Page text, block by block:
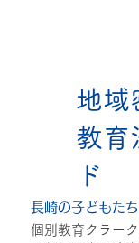
地域
教育
ド
長崎の子どもた
個別教育クラー